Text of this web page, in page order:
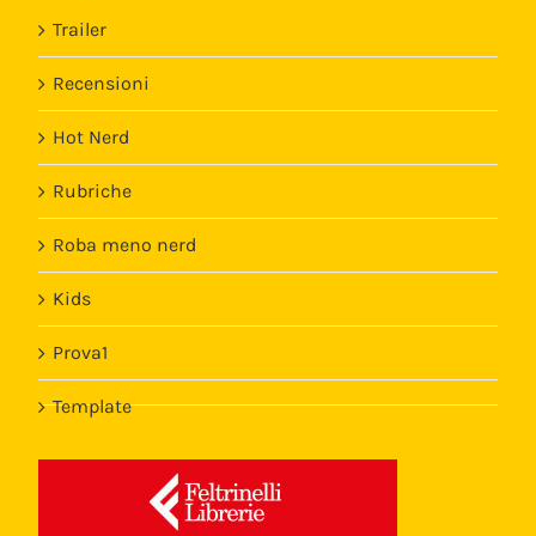
Trailer
Recensioni
Hot Nerd
Rubriche
Roba meno nerd
Kids
Prova1
Template